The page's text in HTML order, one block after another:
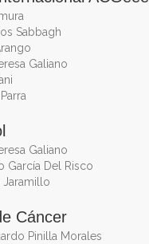
Sabbagh
Galiano
Galiano
García Del Risco
Jaramillo
Cáncer
Pinilla Morales